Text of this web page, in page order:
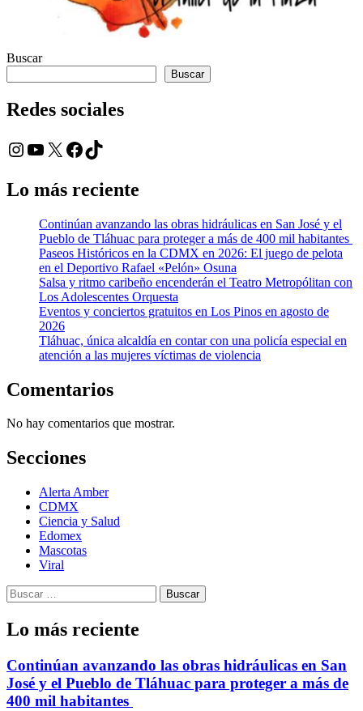
Buscar
Buscar
Redes sociales
Instagram
YouTube
X Facebook
TikTok
Lo más reciente
Continúan avanzando las obras hidráulicas en San José y el
Pueblo de Tláhuac para proteger a más de 400 mil habitantes
Paseos Históricos en la CDMX en 2026: El juego de pelota
en el Deportivo Rafael «Pelón» Osuna
Salsa y ritmo caribeño encenderán el Teatro Metropólitan con
Los Adolescentes Orquesta
Eventos y conciertos gratuitos en Los Pinos en agosto de
2026
Tláhuac, única alcaldía en contar con una policía especial en
atención a las mujeres víctimas de violencia
Comentarios
No hay comentarios que mostrar.
Secciones
Alerta Amber
CDMX
Ciencia y Salud
Edomex
Mascotas
Viral
Buscar:
Lo más reciente
Continúan avanzando las obras hidráulicas en San
José y el Pueblo de Tláhuac para proteger a más de
400 mil habitantes